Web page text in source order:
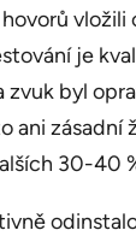
je
byl
ani
30-40